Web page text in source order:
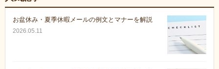
お盆休み・夏季休暇メールの例文とマナーを解説
2026.05.11